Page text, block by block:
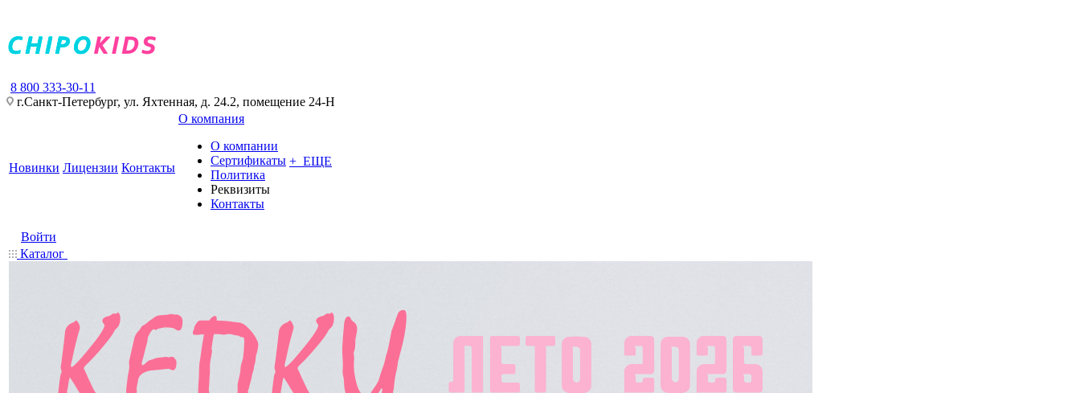
8 800 333-30-11
г.Санкт-Петербург, ул. Яхтенная, д. 24.2, помещение 24-Н
Новинки Лицензии Контакты
О компания
О компании
Сертификаты
Политика
Реквизиты
Контакты
+ ЕЩЕ
Войти
Каталог